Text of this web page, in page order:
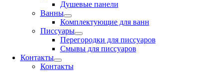
Душевые панели
Ванны
Комплектующие для ванн
Писсуары
Перегородки для писсуаров
Смывы для писсуаров
Контакты
Контакты